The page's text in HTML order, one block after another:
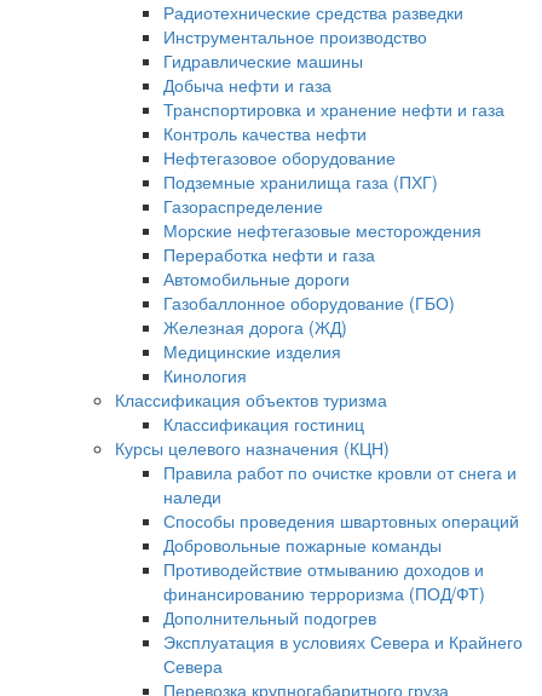
Радиотехнические средства разведки
Инструментальное производство
Гидравлические машины
Добыча нефти и газа
Транспортировка и хранение нефти и газа
Контроль качества нефти
Нефтегазовое оборудование
Подземные хранилища газа (ПХГ)
Газораспределение
Морские нефтегазовые месторождения
Переработка нефти и газа
Автомобильные дороги
Газобаллонное оборудование (ГБО)
Железная дорога (ЖД)
Медицинские изделия
Кинология
Классификация объектов туризма
Классификация гостиниц
Курсы целевого назначения (КЦН)
Правила работ по очистке кровли от снега и
наледи
Способы проведения швартовных операций
Добровольные пожарные команды
Противодействие отмыванию доходов и
финансированию терроризма (ПОД/ФТ)
Дополнительный подогрев
Эксплуатация в условиях Севера и Крайнего
Севера
Перевозка крупногабаритного груза